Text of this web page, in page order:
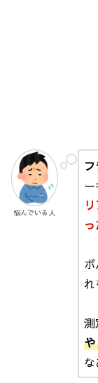
悩んでいる人
測
や
な